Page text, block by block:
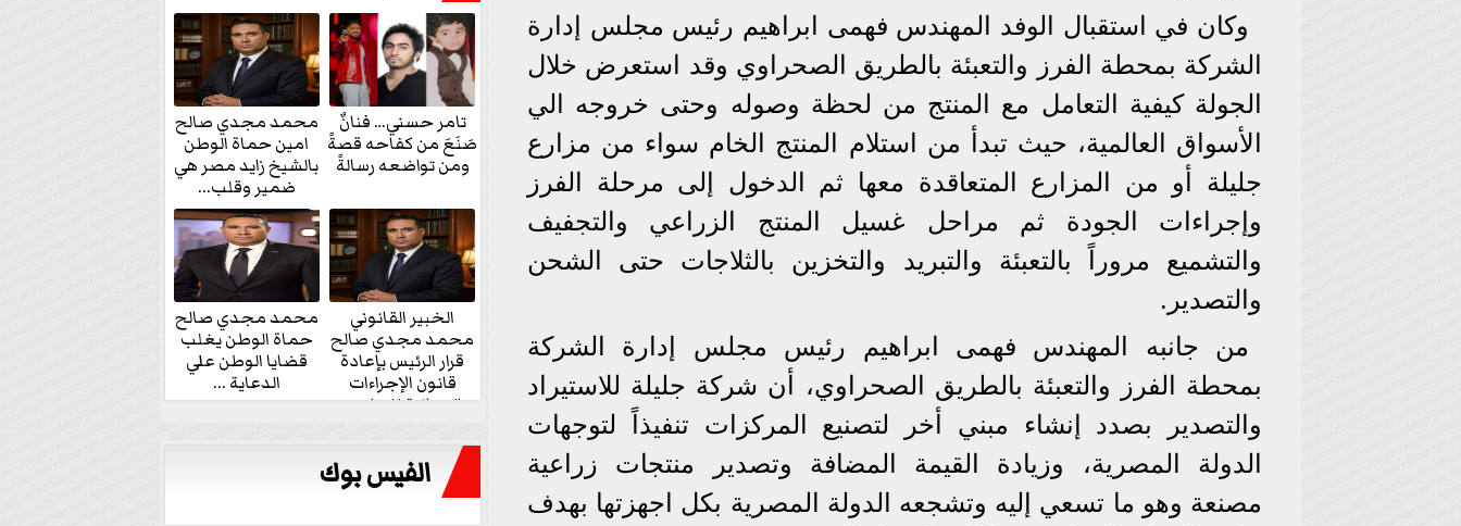
وكان في استقبال الوفد المهندس فهمى ابراهيم رئيس مجلس إدارة
الشركة بمحطة الفرز والتعبئة بالطريق الصحراوي وقد استعرض خلال
الجولة كيفية التعامل مع المنتج من لحظة وصوله وحتى خروجه الي
الأسواق العالمية، حيث تبدأ من استلام المنتج الخام سواء من مزارع
جليلة أو من المزارع المتعاقدة معها ثم الدخول إلى مرحلة الفرز
وإجراءات الجودة ثم مراحل غسيل المنتج الزراعي والتجفيف
والتشميع مروراً بالتعبئة والتبريد والتخزين بالثلاجات حتى الشحن
والتصدير.
من جانبه المهندس فهمى ابراهيم رئيس مجلس إدارة الشركة
بمحطة الفرز والتعبئة بالطريق الصحراوي، أن شركة جليلة للاستيراد
والتصدير بصدد إنشاء مبني أخر لتصنيع المركزات تنفيذاً لتوجهات
الدولة المصرية، وزيادة القيمة المضافة وتصدير منتجات زراعية
مصنعة وهو ما تسعي إليه وتشجعه الدولة المصرية بكل اجهزتها بهدف
تامر حسني… فنانٌ
صَنَعَ من كفاحه قصةً
ومن تواضعه رسالةً
محمد مجدي صالح
امين حماة الوطن
بالشيخ زايد مصر هي
ضمير وقلب...
الخبير القانوني
محمد مجدي صالح
قرار الرئيس بإعادة
قانون الإجراءات
الجنائية للنواب...
محمد مجدي صالح
حماة الوطن يغلب
قضايا الوطن علي
الدعاية ...
الفيس بوك